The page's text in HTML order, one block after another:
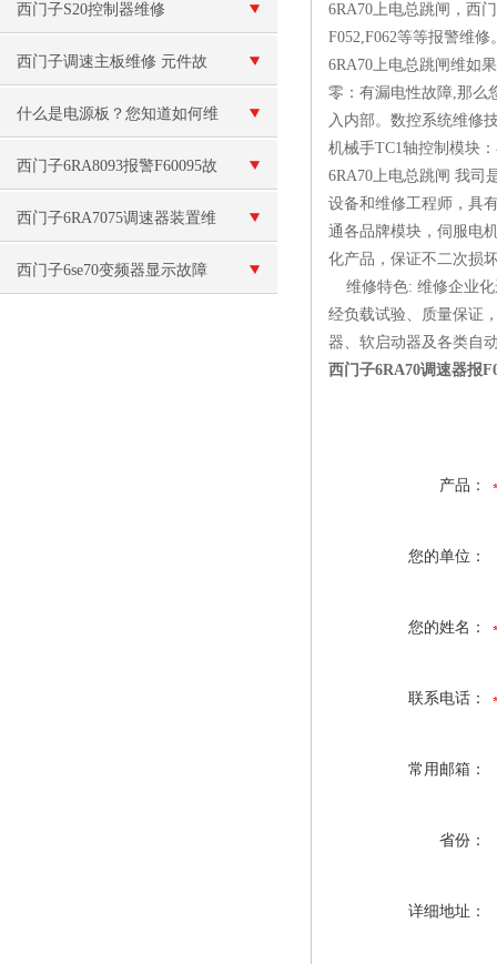
模块坏
西门子S20控制器维修
西门子调速主板维修 元件故
障
什么是电源板？您知道如何维
修电源板吗？
西门子6RA8093报警F60095故
障维修
西门子6RA7075调速器装置维
修
西门子6se70变频器显示故障
6RA70上电总跳闸，西
F052,F062等等报警维修
6RA70上电总跳闸维如
零：有漏电性故障,那么
入内部。数控系统维修
机械手TC1轴控制模块
6RA70上电总跳闸 我司
设备和维修工程师，具
通各品牌模块，伺服电
化产品，保证不二次损
维修特色: 维修企业化
经负载试验、质量保证
器、软启动器及各类自
西门子6RA70调速器报
产品：
您的单位：
您的姓名：
联系电话：
常用邮箱：
省份：
详细地址：